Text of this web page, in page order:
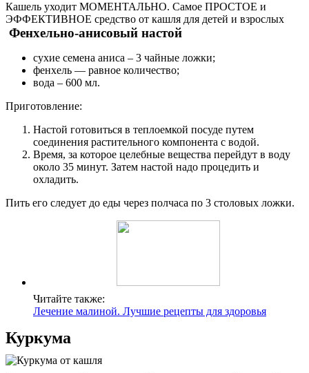
Кашель уходит МОМЕНТАЛЬНО. Самое ПРОСТОЕ и
ЭФФЕКТИВНОЕ средство от кашля для детей и взрослых
Фенхельно-анисовый настой
сухие семена аниса – 3 чайные ложки;
фенхель — равное количество;
вода – 600 мл.
Приготовление:
Настой готовиться в теплоемкой посуде путем
соединения растительного компонента с водой.
Время, за которое целебные вещества перейдут в воду
около 35 минут. Затем настой надо процедить и
охладить.
Пить его следует до еды через полчаса по 3 столовых ложки.
Читайте также:
Лечение малиной. Лучшие рецепты для здоровья
Куркума